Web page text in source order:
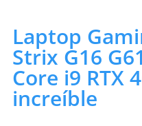
Laptop
Strix G16
Core i9 RTX
increíble